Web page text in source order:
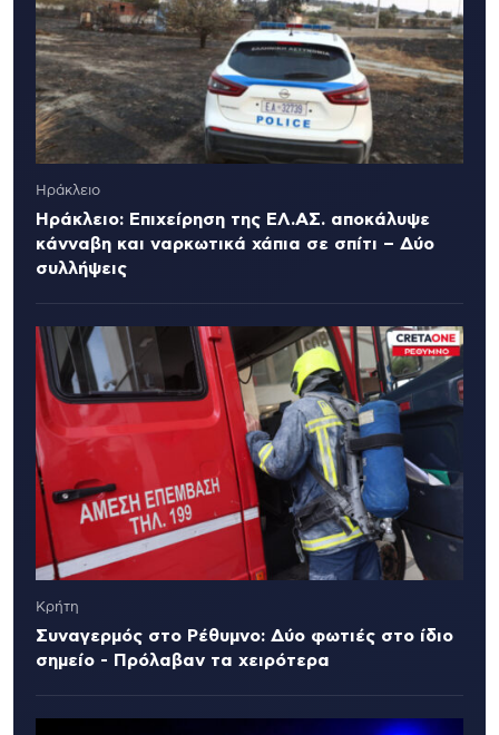
Ηράκλειο
Ηράκλειο: Επιχείρηση της ΕΛ.ΑΣ. αποκάλυψε
κάνναβη και ναρκωτικά χάπια σε σπίτι – Δύο
συλλήψεις
Κρήτη
Συναγερμός στο Ρέθυμνο: Δύο φωτιές στο ίδιο
σημείο - Πρόλαβαν τα χειρότερα